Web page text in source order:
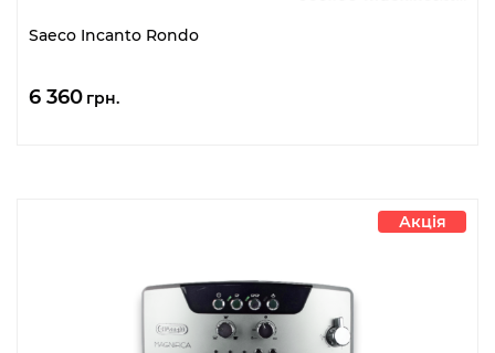
Saeco Incanto Rondo
6 360 грн.
Акція